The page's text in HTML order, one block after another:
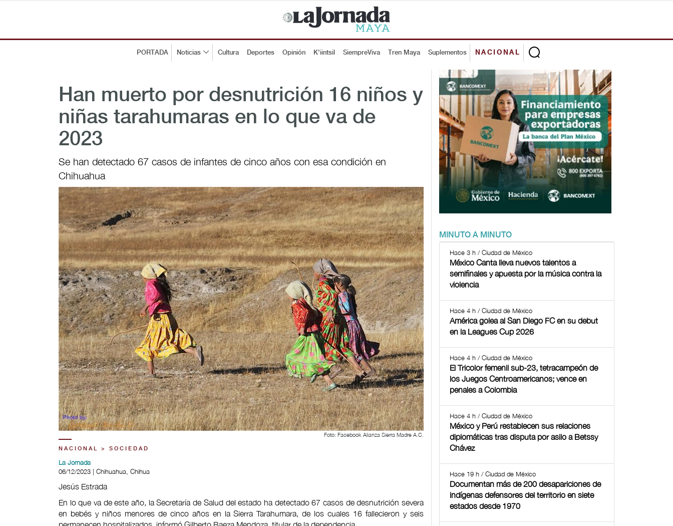
PORTADA Noticias Cultura Deportes Opinión K'iintsil SiempreViva Tren Maya Suplementos NACIONAL
Han muerto por desnutrición 16 niños y
niñas tarahumaras en lo que va de
2023
Se han detectado 67 casos de infantes de cinco años con esa condición en
Chihuahua
Foto: Facebook Alianza Sierra Madre A.C.
NACIONAL > SOCIEDAD
La Jornada
06/12/2023 | Chihuahua, Chihua
Jesús Estrada
En lo que va de este año, la Secretaría de Salud del estado ha detectado 67 casos de desnutrición severa
en bebés y niños menores de cinco años en la Sierra Tarahumara, de los cuales 16 fallecieron y seis
MINUTO A MINUTO
Hace 3 h / Ciudad de México
México Canta lleva nuevos talentos a
semifinales y apuesta por la música contra la
violencia
Hace 4 h / Ciudad de México
América golea al San Diego FC en su debut
en la Leagues Cup 2026
Hace 4 h / Ciudad de México
El Tricolor femenil sub-23, tetracampeón de
los Juegos Centroamericanos; vence en
penales a Colombia
Hace 4 h / Ciudad de México
México y Perú restablecen sus relaciones
diplomáticas tras disputa por asilo a Betssy
Chávez
Hace 19 h / Ciudad de México
Documentan más de 200 desapariciones de
indígenas defensores del territorio en siete
estados desde 1970